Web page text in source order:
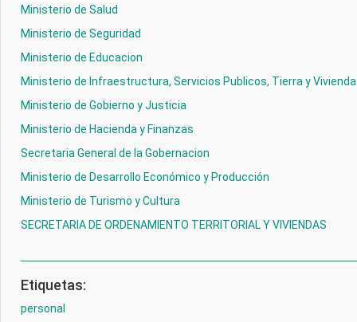
Ministerio de Salud
Ministerio de Seguridad
Ministerio de Educacion
Ministerio de Infraestructura, Servicios Publicos, Tierra y Vivienda
Ministerio de Gobierno y Justicia
Ministerio de Hacienda y Finanzas
Secretaria General de la Gobernacion
Ministerio de Desarrollo Económico y Producción
Ministerio de Turismo y Cultura
SECRETARIA DE ORDENAMIENTO TERRITORIAL Y VIVIENDAS
Etiquetas:
personal